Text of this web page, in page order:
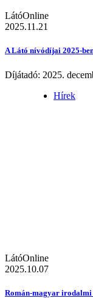
LátóOnline
2025.11.21
A Látó nívódíjai 2025-
Díjátadó: 2025.
Hírek
LátóOnline
2025.10.07
Román-magyar